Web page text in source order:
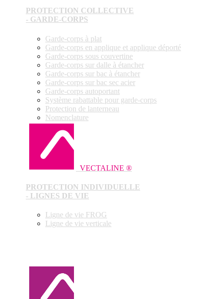
PROTECTION COLLECTIVE
- GARDE-CORPS
Garde-corps à plat
Garde-corps en applique et applique déporté
Garde-corps sous couvertine
Garde-corps sur dalle à étancher
Garde-corps sur bac à étancher
Garde-corps sur bac sec acier
Garde-corps autoportant
Système rabattable pour garde-corps
Protection de lanterneau
Nomenclature
VECTALINE ®
PROTECTION INDIVIDUELLE
- LIGNES DE VIE
Ligne de vie FROG
Ligne de vie verticale